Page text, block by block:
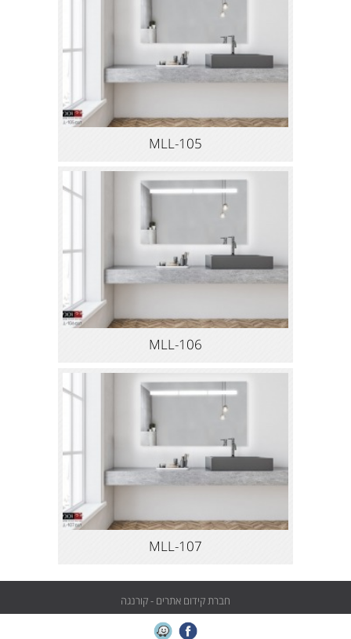
MLL-105
MLL-106
MLL-107
חברת קידום אתרים - קורנגה